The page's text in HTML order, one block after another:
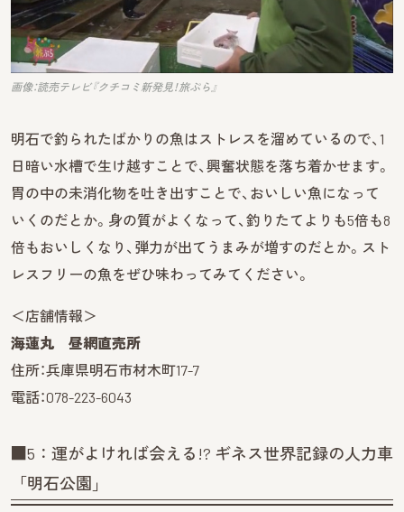
画像：読売テレビ『クチコミ新発見！旅ぷら』
明石で釣られたばかりの魚はストレスを溜めているので、1
日暗い水槽で生け越すことで、興奮状態を落ち着かせます。
胃の中の未消化物を吐き出すことで、おいしい魚になって
いくのだとか。身の質がよくなって、釣りたてよりも5倍も8
倍もおいしくなり、弾力が出てうまみが増すのだとか。スト
レスフリーの魚をぜひ味わってみてください。
＜店舗情報＞
海蓮丸 昼網直売所
住所：兵庫県明石市材木町17-7
電話：078-223-6043
■5：運がよければ会える!? ギネス世界記録の人力車
「明石公園」